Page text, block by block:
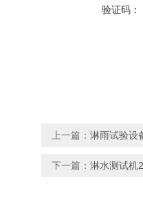
验证码：
上一篇： 淋雨试验设
下一篇： 淋水测试机